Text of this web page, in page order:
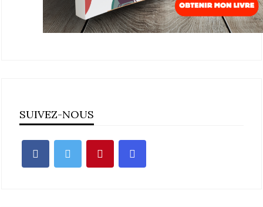
SUIVEZ-NOUS